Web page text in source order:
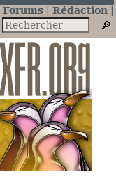
Forums
Rédaction